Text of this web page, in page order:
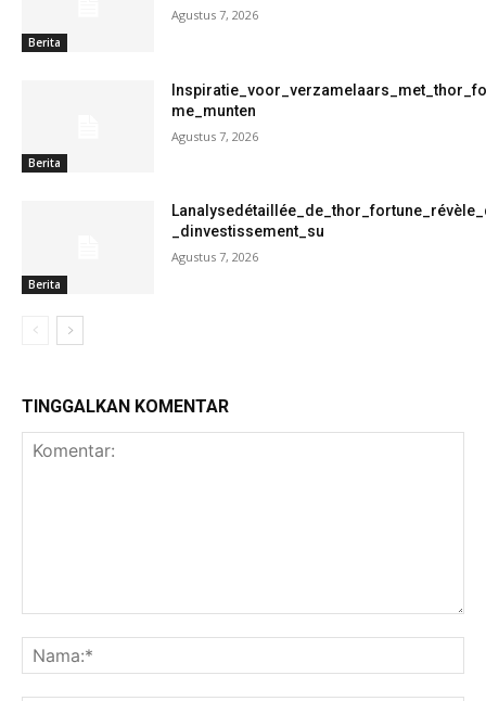
Berita
Agustus 7, 2026
Berita
me_munten
Agustus 7, 2026
Berita
_dinvestissement_su
Agustus 7, 2026
TINGGALKAN KOMENTAR